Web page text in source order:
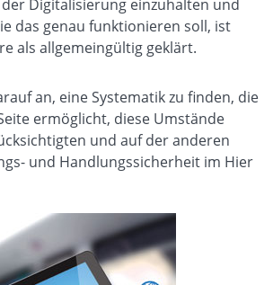
Digitalisierung einzuhalten und
das genau funktionieren soll, ist
als allgemeingültig geklärt.
an, eine Systematik zu finden, die
ermöglicht, diese Umstände
und auf der anderen
und Handlungssicherheit im Hier